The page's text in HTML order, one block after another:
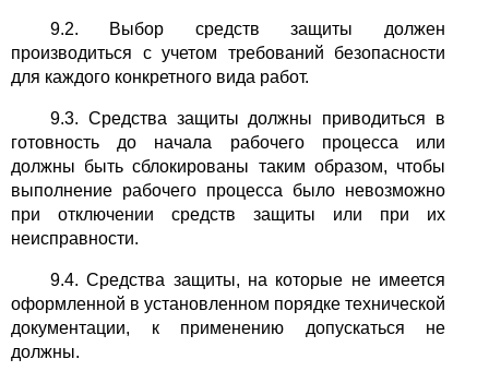
9.2. Выбор средств защиты должен
производиться с учетом требований безопасности
для каждого конкретного вида работ.
9.3. Средства защиты должны приводиться в
готовность до начала рабочего процесса или
должны быть сблокированы таким образом, чтобы
выполнение рабочего процесса было невозможно
при отключении средств защиты или при их
неисправности.
9.4. Средства защиты, на которые не имеется
оформленной в установленном порядке технической
документации, к применению допускаться не
должны.